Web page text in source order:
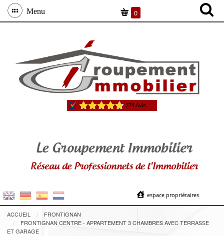
Menu 0
espace propriétaires
ACCUEIL
FRONTIGNAN
FRONTIGNAN CENTRE - APPARTEMENT 3 CHAMBRES AVEC TERRASSE
ET GARAGE